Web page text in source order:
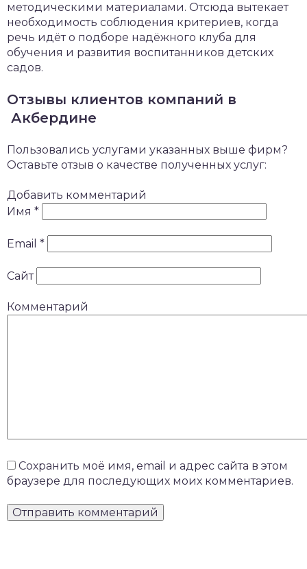
методическими материалами. Отсюда вытекает
необходимость соблюдения критериев, когда
речь идёт о подборе надёжного клуба для
обучения и развития воспитанников детских
садов.
Отзывы клиентов компаний в
Акбердине
Пользовались услугами указанных выше фирм?
Оставьте отзыв о качестве полученных услуг:
Добавить комментарий
Имя *
Email *
Сайт
Комментарий
Сохранить моё имя, email и адрес сайта в этом
браузере для последующих моих комментариев.